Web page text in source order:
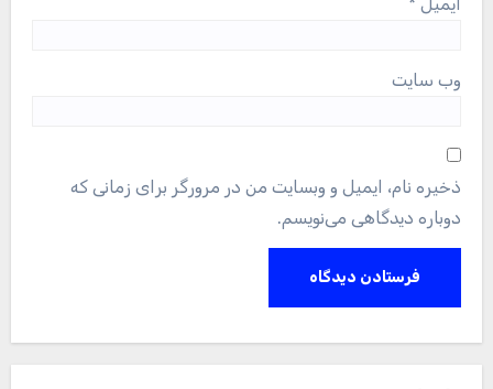
وب‌ سایت
ذخیره نام، ایمیل و وبسایت من در مرورگر برای زمانی که
دوباره دیدگاهی می‌نویسم.